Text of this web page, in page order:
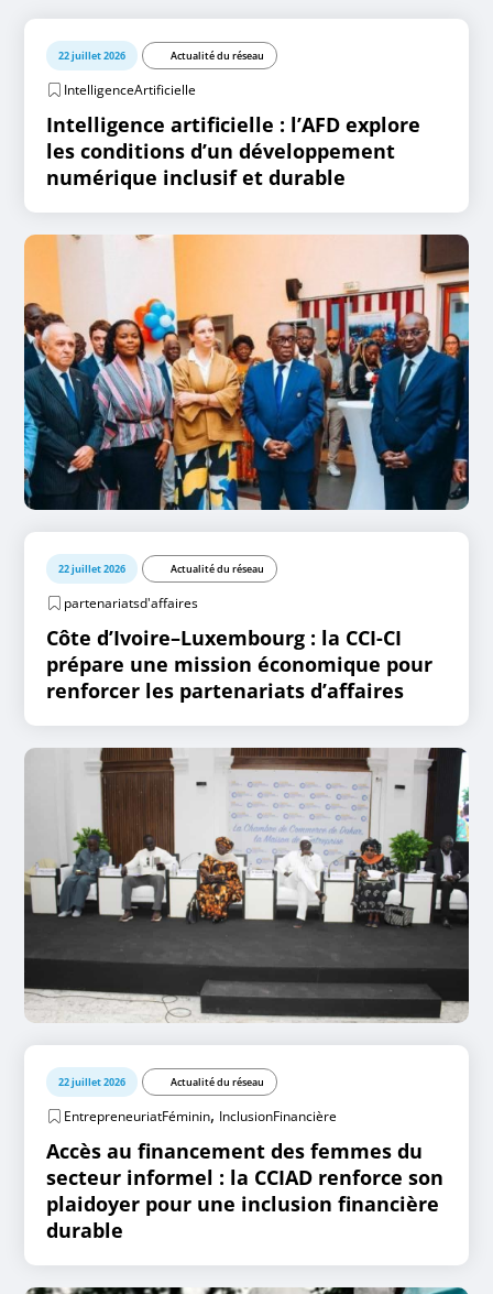
22 juillet 2026 Actualité du réseau
IntelligenceArtificielle
Intelligence artificielle : l’AFD explore
les conditions d’un développement
numérique inclusif et durable
22 juillet 2026 Actualité du réseau
partenariatsd'affaires
Côte d’Ivoire–Luxembourg : la CCI-CI
prépare une mission économique pour
renforcer les partenariats d’affaires
22 juillet 2026 Actualité du réseau
EntrepreneuriatFéminin, InclusionFinancière
Accès au financement des femmes du
secteur informel : la CCIAD renforce son
plaidoyer pour une inclusion financière
durable